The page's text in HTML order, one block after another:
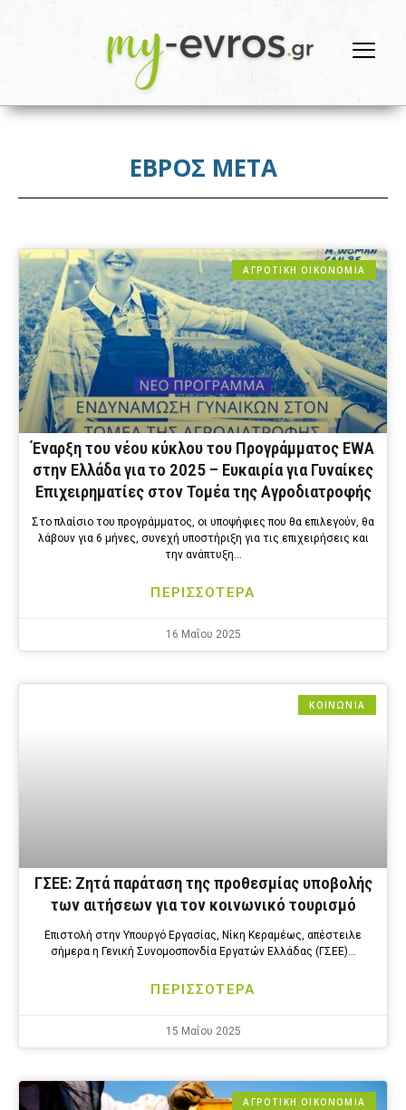
ΕΒΡΟΣ ΜΕΤΑ
ΑΓΡΟΤΙΚΗ ΟΙΚΟΝΟΜΙΑ
Έναρξη τoυ νέου κύκλου του Προγράμματος EWA
στην Ελλάδα για το 2025 – Ευκαιρία για Γυναίκες
Επιχειρηματίες στον Τομέα της Αγροδιατροφής
Στο πλαίσιο του προγράμματος, οι υποψήφιες που θα επιλεγούν, θα
λάβουν για 6 μήνες, συνεχή υποστήριξη για τις επιχειρήσεις και
την ανάπτυξη…
ΠΕΡΙΣΣΟΤΕΡΑ
16 Μαΐου 2025
ΚΟΙΝΩΝΙΑ
ΓΣΕΕ: Ζητά παράταση της προθεσμίας υποβολής
των αιτήσεων για τον κοινωνικό τουρισμό
Επιστολή στην Υπουργό Εργασίας, Νίκη Κεραμέως, απέστειλε
σήμερα η Γενική Συνομοσπονδία Εργατών Ελλάδας (ΓΣΕΕ)…
ΠΕΡΙΣΣΟΤΕΡΑ
15 Μαΐου 2025
ΑΓΡΟΤΙΚΗ ΟΙΚΟΝΟΜΙΑ